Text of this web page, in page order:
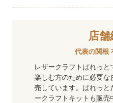
店
代表の関根
レザークラフトぱれっ
楽しむ方のために必要な
売しています。ぱれっと
ークラフトキットも販